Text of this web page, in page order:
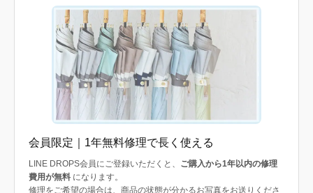
会員限定｜1年無料修理で長く使える
LINE DROPS会員にご登録いただくと、 ご購入から1年以内の修理
費用が無料 になります。
修理をご希望の場合は、商品の状態が分かるお写真をお送りくださ